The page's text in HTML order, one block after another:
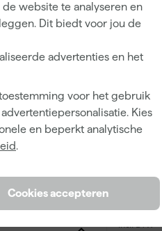
website te analyseren en
Dit biedt voor jou de
advertenties en het
voor het gebruik
Kies
en beperkt analytische
.
Cookies accepteren
is
Technologie
type spuittip
Door de
De
van 0,010 inch,
om
de
strak resultaat
Washi
3,
incl. BTW